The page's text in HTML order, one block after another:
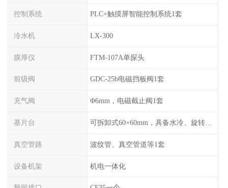
控制系统 PLC+触摸屏智能控制系统1套
冷水机 LX-300
膜厚仪 FTM-107A单探头
前级阀 GDC-25b电磁挡板阀1套
充气阀 Φ6mm，电磁截止阀1套
基片台 可拆卸式60×60mm，具备水冷、旋转功能
真空管路 波纹管、真空管道等1套
设备机架 机电一体化